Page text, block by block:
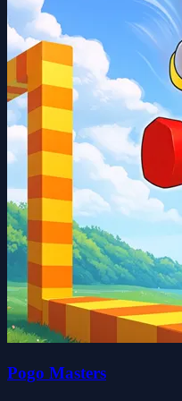
Pogo Masters